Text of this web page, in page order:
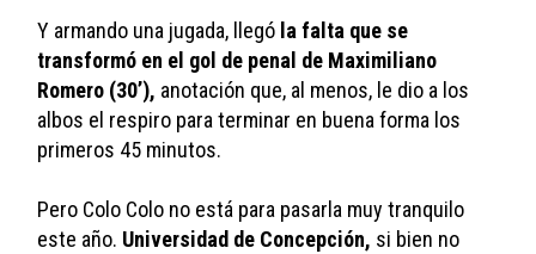
Y armando una jugada, llegó la falta que se
transformó en el gol de penal de Maximiliano
Romero (30’), anotación que, al menos, le dio a los
albos el respiro para terminar en buena forma los
primeros 45 minutos.
Pero Colo Colo no está para pasarla muy tranquilo
este año. Universidad de Concepción, si bien no